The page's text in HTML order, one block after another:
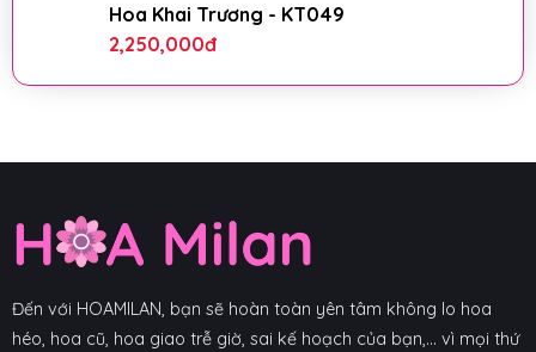
Hoa Khai Trương - KT049
2,250,000đ
Đến với HOAMILAN, bạn sẽ hoàn toàn yên tâm không lo hoa
héo, hoa cũ, hoa giao trễ giờ, sai kế hoạch của bạn,... vì mọi thứ